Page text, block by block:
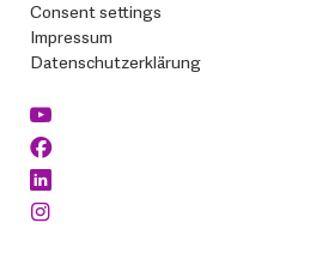
Consent settings
Impressum
Datenschutzerklärung